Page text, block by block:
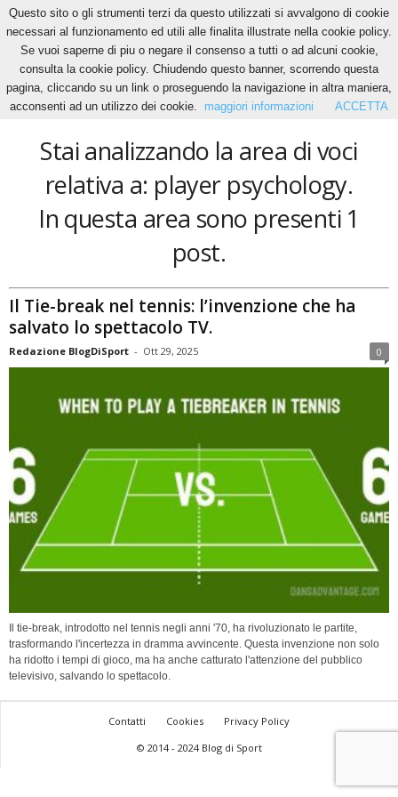
Home Tags Player psychology
player psychology
Stai analizzando la area di voci
relativa a: player psychology.
In questa area sono presenti 1
post.
Il Tie-break nel tennis: l’invenzione che ha
salvato lo spettacolo TV.
Redazione BlogDiSport - Ott 29, 2025 0
Il tie-break, introdotto nel tennis negli anni '70, ha rivoluzionato le partite,
trasformando l'incertezza in dramma avvincente. Questa invenzione non solo
ha ridotto i tempi di gioco, ma ha anche catturato l'attenzione del pubblico
televisivo, salvando lo spettacolo.
Contatti Cookies
Privacy Policy
© 2014 - 2024 Blog di Sport
Questo sito o gli strumenti terzi da questo utilizzati si avvalgono di cookie
necessari al funzionamento ed utili alle finalita illustrate nella cookie policy.
Se vuoi saperne di piu o negare il consenso a tutti o ad alcuni cookie,
consulta la cookie policy. Chiudendo questo banner, scorrendo questa
pagina, cliccando su un link o proseguendo la navigazione in altra maniera,
acconsenti ad un utilizzo dei cookie.
maggiori informazioni ACCETTA